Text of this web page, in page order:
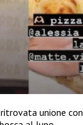
unione con